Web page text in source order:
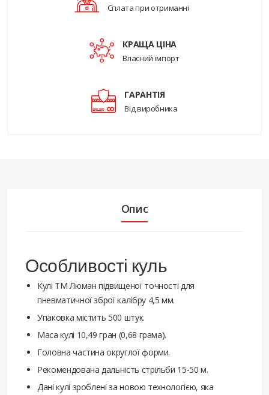
Сплата при отриманні
КРАЩА ЦІНА
Власний імпорт
ГАРАНТІЯ
Від виробника
Опис
Особливості куль
Кулі ТМ Люман підвищеної точності для
пневматичної зброї калібру 4,5 мм.
Упаковка містить 500 штук.
Маса кулі 10,49 гран (0,68 грама).
Головна частина округлої форми.
Рекомендована дальність стрільби 15-50 м.
Дані кулі зроблені за новою технологією, яка